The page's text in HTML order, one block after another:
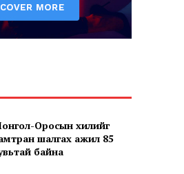
Оросын хилийг
шалгах ажил 85
байна